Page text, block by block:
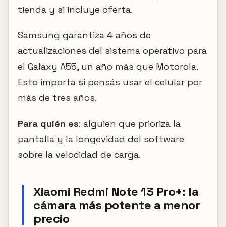
tienda y si incluye oferta.
Samsung garantiza 4 años de
actualizaciones del sistema operativo para
el Galaxy A55, un año más que Motorola.
Esto importa si pensás usar el celular por
más de tres años.
Para quién es: alguien que prioriza la
pantalla y la longevidad del software
sobre la velocidad de carga.
Xiaomi Redmi Note 13 Pro+: la
cámara más potente a menor
precio